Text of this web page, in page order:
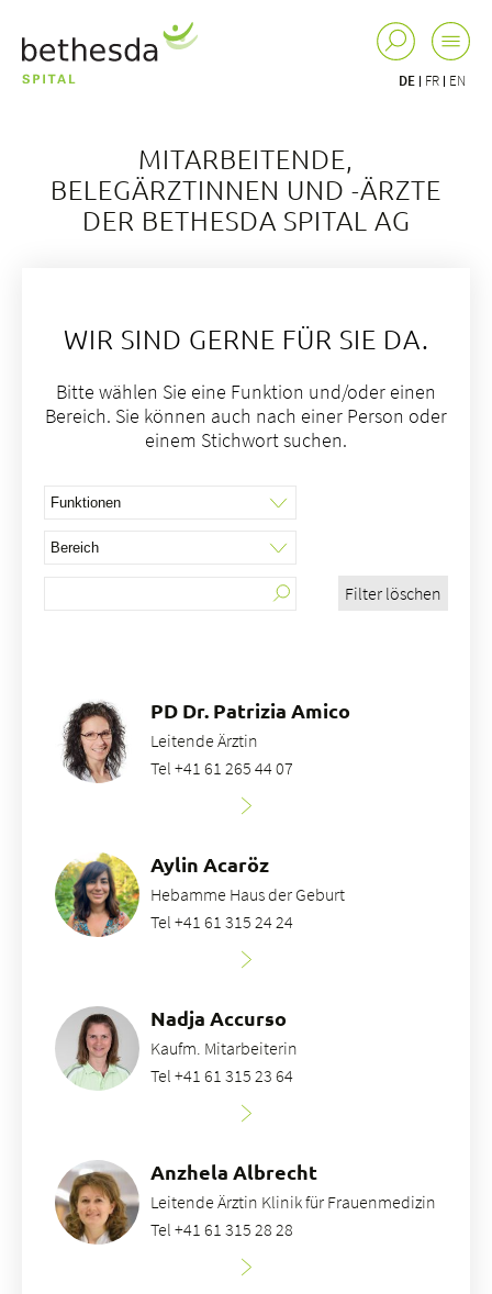
DE FR EN
Jobs & Karriere
Qualität
Fachbereiche
Notaufnahme
MITARBEITENDE,
BELEGÄRZTINNEN UND -ÄRZTE
DER BETHESDA SPITAL AG
WIR SIND GERNE FÜR SIE DA.
Bitte wählen Sie eine Funktion und/oder einen
Bereich. Sie können auch nach einer Person oder
einem Stichwort suchen.
Filter löschen
PD Dr. Patrizia Amico
Leitende Ärztin
Tel +41 61 265 44 07
Aylin Acaröz
Hebamme Haus der Geburt
Tel +41 61 315 24 24
Nadja Accurso
Kaufm. Mitarbeiterin
Tel +41 61 315 23 64
Anzhela Albrecht
Leitende Ärztin Klinik für Frauenmedizin
Tel +41 61 315 28 28